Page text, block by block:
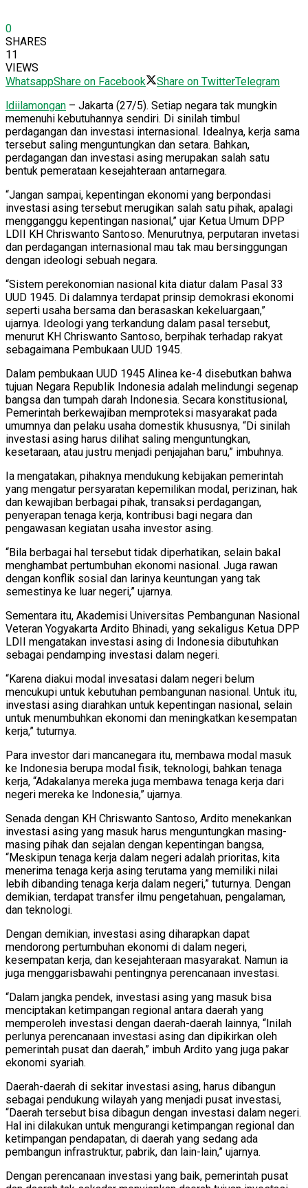
0
SHARES
11
VIEWS
WhatsappShare on Facebook Share on TwitterTelegram
ldiilamongan – Jakarta (27/5). Setiap negara tak mungkin
memenuhi kebutuhannya sendiri. Di sinilah timbul
perdagangan dan investasi internasional. Idealnya, kerja sama
tersebut saling menguntungkan dan setara. Bahkan,
perdagangan dan investasi asing merupakan salah satu
bentuk pemerataan kesejahteraan antarnegara.
“Jangan sampai, kepentingan ekonomi yang berpondasi
investasi asing tersebut merugikan salah satu pihak, apalagi
mengganggu kepentingan nasional,” ujar Ketua Umum DPP
LDII KH Chriswanto Santoso. Menurutnya, perputaran invetasi
dan perdagangan internasional mau tak mau bersinggungan
dengan ideologi sebuah negara.
“Sistem perekonomian nasional kita diatur dalam Pasal 33
UUD 1945. Di dalamnya terdapat prinsip demokrasi ekonomi
seperti usaha bersama dan berasaskan kekeluargaan,”
ujarnya. Ideologi yang terkandung dalam pasal tersebut,
menurut KH Chriswanto Santoso, berpihak terhadap rakyat
sebagaimana Pembukaan UUD 1945.
Dalam pembukaan UUD 1945 Alinea ke-4 disebutkan bahwa
tujuan Negara Republik Indonesia adalah melindungi segenap
bangsa dan tumpah darah Indonesia. Secara konstitusional,
Pemerintah berkewajiban memproteksi masyarakat pada
umumnya dan pelaku usaha domestik khususnya, “Di sinilah
investasi asing harus dilihat saling menguntungkan,
kesetaraan, atau justru menjadi penjajahan baru,” imbuhnya.
Ia mengatakan, pihaknya mendukung kebijakan pemerintah
yang mengatur persyaratan kepemilikan modal, perizinan, hak
dan kewajiban berbagai pihak, transaksi perdagangan,
penyerapan tenaga kerja, kontribusi bagi negara dan
pengawasan kegiatan usaha investor asing.
“Bila berbagai hal tersebut tidak diperhatikan, selain bakal
menghambat pertumbuhan ekonomi nasional. Juga rawan
dengan konflik sosial dan larinya keuntungan yang tak
semestinya ke luar negeri,” ujarnya.
Sementara itu, Akademisi Universitas Pembangunan Nasional
Veteran Yogyakarta Ardito Bhinadi, yang sekaligus Ketua DPP
LDII mengatakan investasi asing di Indonesia dibutuhkan
sebagai pendamping investasi dalam negeri.
“Karena diakui modal invesatasi dalam negeri belum
mencukupi untuk kebutuhan pembangunan nasional. Untuk itu,
investasi asing diarahkan untuk kepentingan nasional, selain
untuk menumbuhkan ekonomi dan meningkatkan kesempatan
kerja,” tuturnya.
Para investor dari mancanegara itu, membawa modal masuk
ke Indonesia berupa modal fisik, teknologi, bahkan tenaga
kerja, “Adakalanya mereka juga membawa tenaga kerja dari
negeri mereka ke Indonesia,” ujarnya.
Senada dengan KH Chriswanto Santoso, Ardito menekankan
investasi asing yang masuk harus menguntungkan masing-
masing pihak dan sejalan dengan kepentingan bangsa,
“Meskipun tenaga kerja dalam negeri adalah prioritas, kita
menerima tenaga kerja asing terutama yang memiliki nilai
lebih dibanding tenaga kerja dalam negeri,” tuturnya. Dengan
demikian, terdapat transfer ilmu pengetahuan, pengalaman,
dan teknologi.
Dengan demikian, investasi asing diharapkan dapat
mendorong pertumbuhan ekonomi di dalam negeri,
kesempatan kerja, dan kesejahteraan masyarakat. Namun ia
juga menggarisbawahi pentingnya perencanaan investasi.
“Dalam jangka pendek, investasi asing yang masuk bisa
menciptakan ketimpangan regional antara daerah yang
memperoleh investasi dengan daerah-daerah lainnya, “Inilah
perlunya perencanaan investasi asing dan dipikirkan oleh
pemerintah pusat dan daerah,” imbuh Ardito yang juga pakar
ekonomi syariah.
Daerah-daerah di sekitar investasi asing, harus dibangun
sebagai pendukung wilayah yang menjadi pusat investasi,
“Daerah tersebut bisa dibagun dengan investasi dalam negeri.
Hal ini dilakukan untuk mengurangi ketimpangan regional dan
ketimpangan pendapatan, di daerah yang sedang ada
pembangun infrastruktur, pabrik, dan lain-lain,” ujarnya.
Dengan perencanaan investasi yang baik, pemerintah pusat